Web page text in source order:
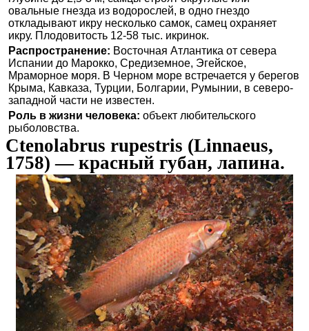
овальные гнезда из водорослей, в одно гнездо
откладывают икру несколько самок, самец охраняет
икру. Плодовитость 12-58 тыс. икринок.
Распространение: Восточная Атлантика от севера
Испании до Марокко, Средиземное, Эгейское,
Мраморное моря. В Черном море встречается у берегов
Крыма, Кавказа, Турции, Болгарии, Румынии, в северо-
западной части не известен.
Роль в жизни человека: объект любительского
рыболовства.
Ctenolabrus rupestris (Linnaeus,
1758) — красный губан, лапина.